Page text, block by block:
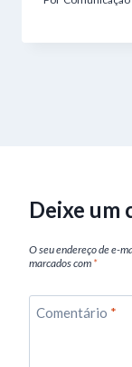
Deixe um
O seu endereço de e-
marcados com *
Comentário *